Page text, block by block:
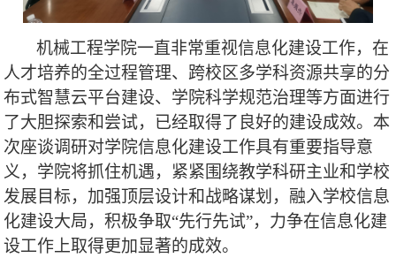
机械工程学院一直非常重视信息化建设工作，在
人才培养的全过程管理、跨校区多学科资源共享的分
布式智慧云平台建设、学院科学规范治理等方面进行
了大胆探索和尝试，已经取得了良好的建设成效。本
次座谈调研对学院信息化建设工作具有重要指导意
义，学院将抓住机遇，紧紧围绕教学科研主业和学校
发展目标，加强顶层设计和战略谋划，融入学校信息
化建设大局，积极争取“先行先试”，力争在信息化建
设工作上取得更加显著的成效。